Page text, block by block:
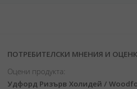
ПОТРЕБИТЕЛСКИ МНЕНИЯ И
Оцени продукта:
Удфорд Ризърв Холидей /